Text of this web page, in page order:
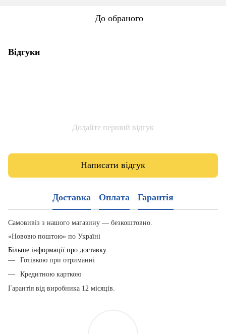
До обраного
Відгуки
Додайте перший відгук
Написати відгук
Доставка Оплата Гарантія
Самовивіз з нашого магазину — безкоштовно.
«Нововю поштою» по Україні
Більше інформації про доставку
Готівкою при отриманні
Кредитною карткою
Гарантія від виробника 12 місяців.